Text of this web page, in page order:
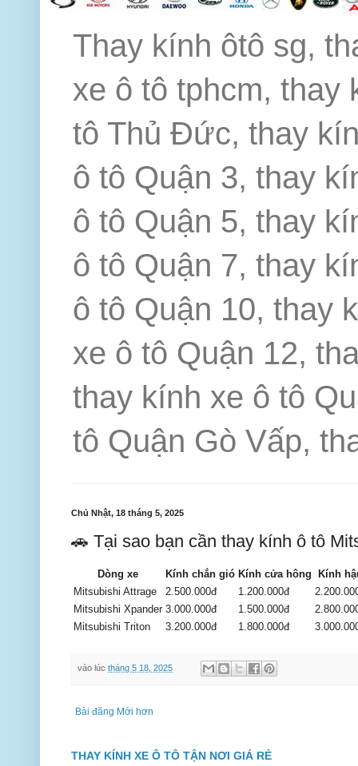
Thay kính ôtô sg,
xe ô tô tphcm, thay
tô Thủ Đức, thay
ô tô Quận 3, thay
ô tô Quận 5, thay
ô tô Quận 7, thay
ô tô Quận 10, thay
xe ô tô Quận 12,
thay kính xe ô tô
tô Quận Gò Vấp,
Chủ Nhật, 18 tháng 5, 2025
🚗 Tại sao bạn cần thay kính ô tô
Dòng xe Kính chắn gió Kính cửa hông
Kính
Mitsubishi Attrage
2.500.000đ 1.200.000đ
Mitsubishi Xpander 3.000.000đ 1.500.000đ
Mitsubishi Triton
3.200.000đ 1.800.000đ
vào lúctháng 5 18, 2025
Bài đăng Mới hơn
THAY KÍNH XE Ô TÔ TẬN NƠI GIÁ RẺ